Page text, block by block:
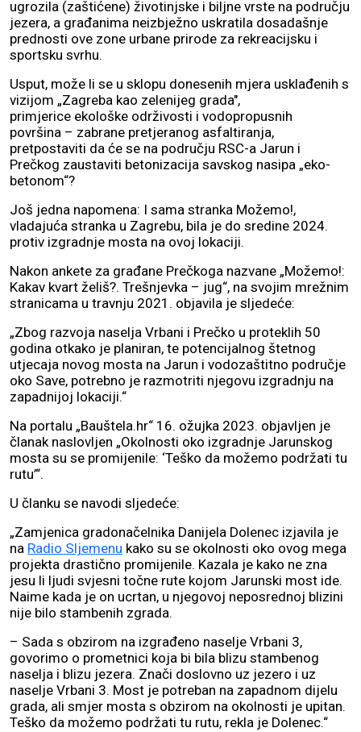
ugrozila (zaštićene) životinjske i biljne vrste na području
jezera, a građanima neizbježno uskratila dosadašnje
prednosti ove zone urbane prirode za rekreacijsku i
sportsku svrhu.
Usput, može li se u sklopu donesenih mjera usklađenih s
vizijom „Zagreba kao zelenijeg grada",
primjerice ekološke održivosti i vodopropusnih
površina – zabrane pretjeranog asfaltiranja,
pretpostaviti da će se na području RSC-a Jarun i
Prečkog zaustaviti betonizacija savskog nasipa „eko-
betonom“?
Još jedna napomena: I sama stranka Možemo!,
vladajuća stranka u Zagrebu, bila je do sredine 2024.
protiv izgradnje mosta na ovoj lokaciji.
Nakon ankete za građane Prečkoga nazvane „Možemo!:
Kakav kvart želiš?. Trešnjevka – jug“, na svojim mrežnim
stranicama u travnju 2021. objavila je sljedeće:
„Zbog razvoja naselja Vrbani i Prečko u proteklih 50
godina otkako je planiran, te potencijalnog štetnog
utjecaja novog mosta na Jarun i vodozaštitno područje
oko Save, potrebno je razmotriti njegovu izgradnju na
zapadnijoj lokaciji.“
Na portalu „Bauštela.hr“ 16. ožujka 2023. objavljen je
članak naslovljen „Okolnosti oko izgradnje Jarunskog
mosta su se promijenile: ‘Teško da možemo podržati tu
rutu’“.
U članku se navodi sljedeće:
„Zamjenica gradonačelnika Danijela Dolenec izjavila je
na Radio Sljemenu kako su se okolnosti oko ovog mega
projekta drastično promijenile. Kazala je kako ne zna
jesu li ljudi svjesni točne rute kojom Jarunski most ide.
Naime kada je on ucrtan, u njegovoj neposrednoj blizini
nije bilo stambenih zgrada.
– Sada s obzirom na izgrađeno naselje Vrbani 3,
govorimo o prometnici koja bi bila blizu stambenog
naselja i blizu jezera. Znači doslovno uz jezero i uz
naselje Vrbani 3. Most je potreban na zapadnom dijelu
grada, ali smjer mosta s obzirom na okolnosti je upitan.
Teško da možemo podržati tu rutu, rekla je Dolenec.“